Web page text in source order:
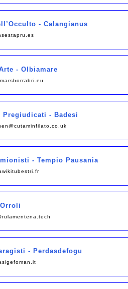
- Calangianus
- Olbiamare
- Badesi
- Tempio Pausania
- Perdasdefogu